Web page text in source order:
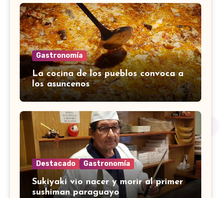
Gastronomía
La cocina de los pueblos convoca a
los asuncenos
Destacado Gastronomía
Sukiyaki vio nacer y morir al primer
sushiman paraguayo